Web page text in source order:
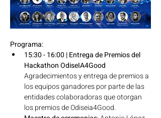
Programa:
15:30 - 16:00 | Entrega de Premios del
Hackathon OdiseIA4Good
Agradecimientos y entrega de premios a
los equipos ganadores por parte de las
entidades colaboradoras que otorgan
los premios de Odiseia4Good.